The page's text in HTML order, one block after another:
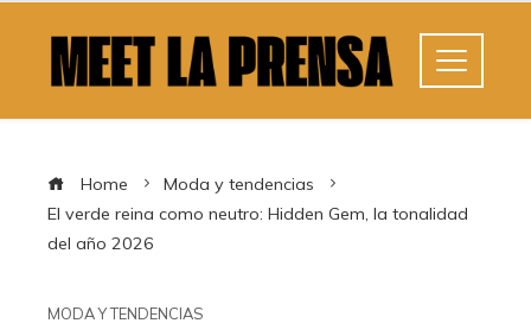
Home
Moda y tendencias
El verde reina como neutro: Hidden Gem, la tonalidad
del año 2026
MODA Y TENDENCIAS